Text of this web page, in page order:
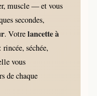
muscle — et vous
secondes,
. Votrelancette à
séchée,
vous
de chaque